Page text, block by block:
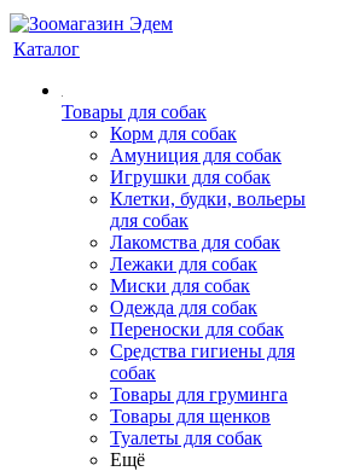
Каталог
Товары для собак
Корм для собак
Амуниция для собак
Игрушки для собак
Клетки, будки, вольеры
для собак
Лакомства для собак
Лежаки для собак
Миски для собак
Одежда для собак
Переноски для собак
Средства гигиены для
собак
Товары для груминга
Товары для щенков
Туалеты для собак
Ещё